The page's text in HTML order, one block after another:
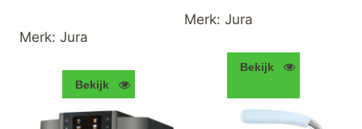
Merk: Jura
Bekijk
Merk: Jura
Bekijk